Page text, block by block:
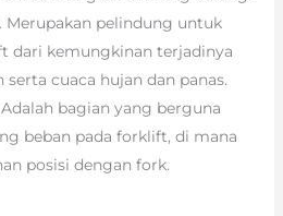
. Merupakan pelindung untuk
dari kemungkinan terjadinya
cuaca hujan dan panas.
Adalah bagian yang berguna
beban pada forklift, di mana
posisi dengan fork.